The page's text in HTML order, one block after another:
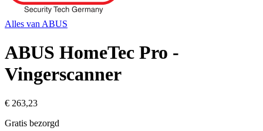
Alles van ABUS
ABUS HomeTec Pro -
Vingerscanner
€ 263,23
Gratis bezorgd